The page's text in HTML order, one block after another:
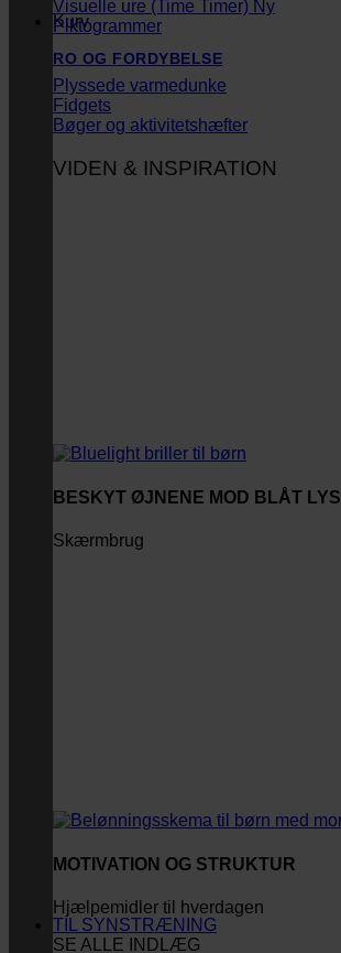
Kurv
Visuelle ure (Time Timer)
Piktogrammer
RO OG FORDYBELSE
Plyssede varmedunke
Fidgets
Bøger og aktivitetshæfter
VIDEN & INSPIRATION
BESKYT ØJNENE MOD BLÅT LYS
Skærmbrug
MOTIVATION OG STRUKTUR
Hjælpemidler til hverdagen
SE ALLE INDLÆG
TIL SYNSTRÆNING